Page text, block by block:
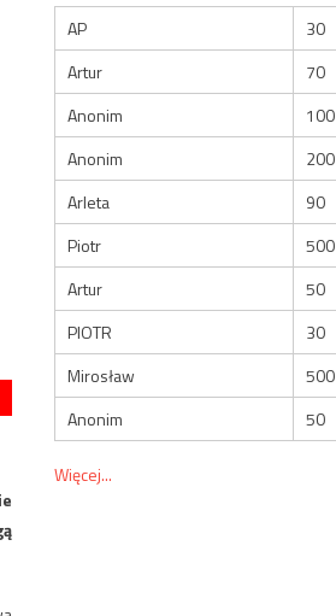
AP
30
Artur
70
Anonim
100
Anonim
200
Arleta
90
Piotr
500
Artur
50
PIOTR
30
Mirosław
500
Anonim
50
Więcej...